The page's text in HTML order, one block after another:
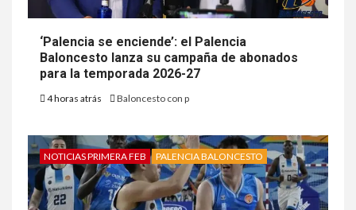
‘Palencia se enciende’: el Palencia
Baloncesto lanza su campaña de abonados
para la temporada 2026-27
4 horas atrás Baloncesto con p
NOTICIAS PRIMERA FEB PALENCIA BALONCESTO